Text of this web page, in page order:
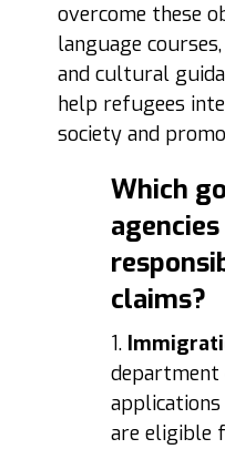
overcome these
language
and cultural
help refugees
society and
Which
claims?
1.
department
are eligible